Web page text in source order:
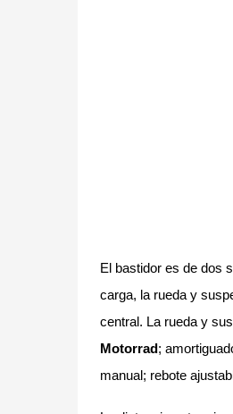
El bastidor es de dos
carga, la rueda y
central. La rueda y
Motorrad;
manual; rebote